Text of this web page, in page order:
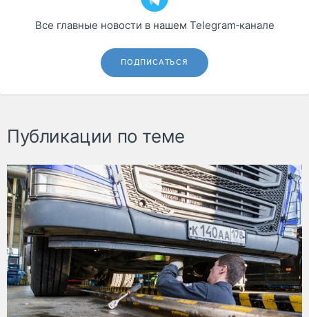
Все главные новости в нашем Telegram‑канале
ПОДПИСАТЬСЯ
Публикации по теме